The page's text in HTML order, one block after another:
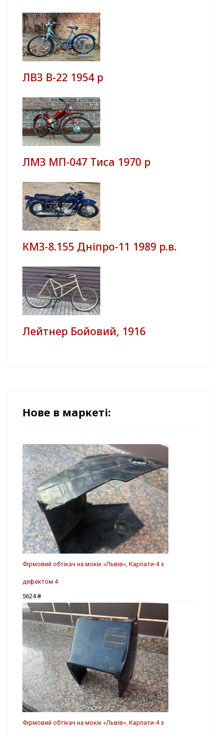
ЛВЗ В-22 1954 р
ЛМЗ МП-047 Тиса 1970 р
КМЗ-8.155 Дніпро-11 1989 р.в.
Лейтнер Бойовий, 1916
Нове в маркеті:
Фірмовий обтікач на мокік «Львів», Карпати-4 з
дефектом 4
5624 ₴
Фірмовий обтікач на мокік «Львів», Карпати-4 з